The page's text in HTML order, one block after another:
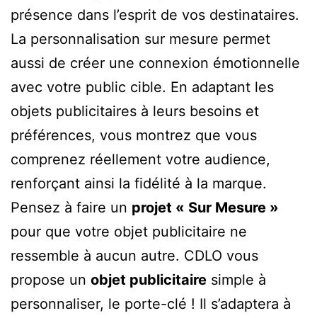
présence dans l’esprit de vos destinataires.
La personnalisation sur mesure permet
aussi de créer une connexion émotionnelle
avec votre public cible. En adaptant les
objets publicitaires à leurs besoins et
préférences, vous montrez que vous
comprenez réellement votre audience,
renforçant ainsi la fidélité à la marque.
Pensez à faire un projet « Sur Mesure »
pour que votre objet publicitaire ne
ressemble à aucun autre. CDLO vous
propose un objet publicitaire simple à
personnaliser, le porte-clé ! Il s’adaptera à